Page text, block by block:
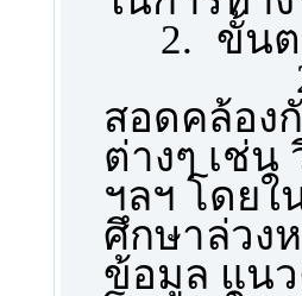
2. ขั้น
สอดคล้อง
ต่างๆ เช่
ฯลฯ โดย
ศึกษาล่วง
ข้อมูล แน